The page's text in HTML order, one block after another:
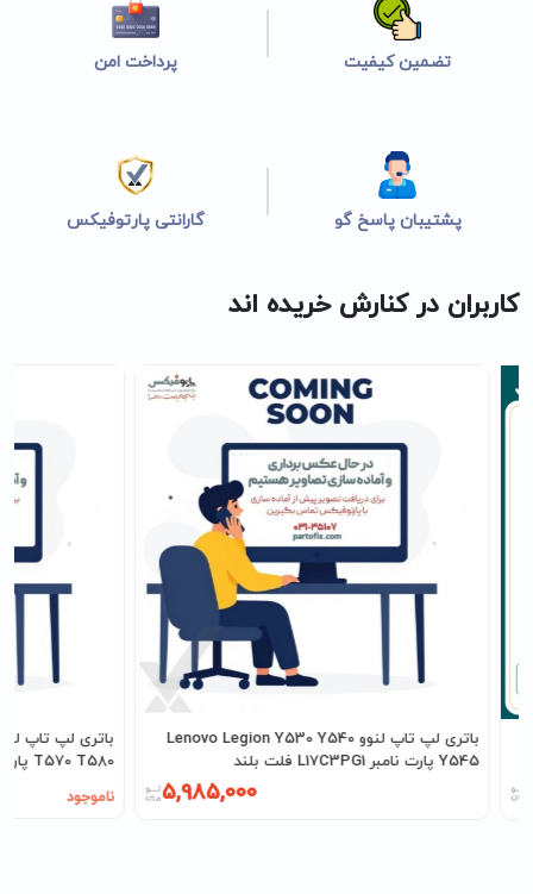
تضمین کیفیت پرداخت امن
پشتیبان پاسخ گو گارانتی پارتوفیکس
کاربران در کنارش خریده اند
باتری لپ تاپ لنوو Lenovo Legion Y530 Y540
Y545 پارت نامبر L17C3PG1 فلت بلند
5,985,000
T570 T580 پارت نامبر 01AV424
ناموجود